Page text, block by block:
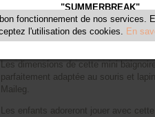
Coup de coeur pour cette adorable
qui viendra parfaitement compléter
de la formidablemaison de poupée
adore son look irrésistiblement rétro,
Les dimensions de cette mini
parfaitement adaptée au souris et
Maileg.
Les enfants adoreront jouer avec